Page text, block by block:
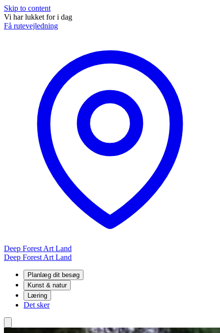
Skip to content
Vi har lukket for i dag
Få rutevejledning
Deep Forest Art Land
Deep Forest Art Land
Planlæg dit besøg
Kunst & natur
Læring
Det sker